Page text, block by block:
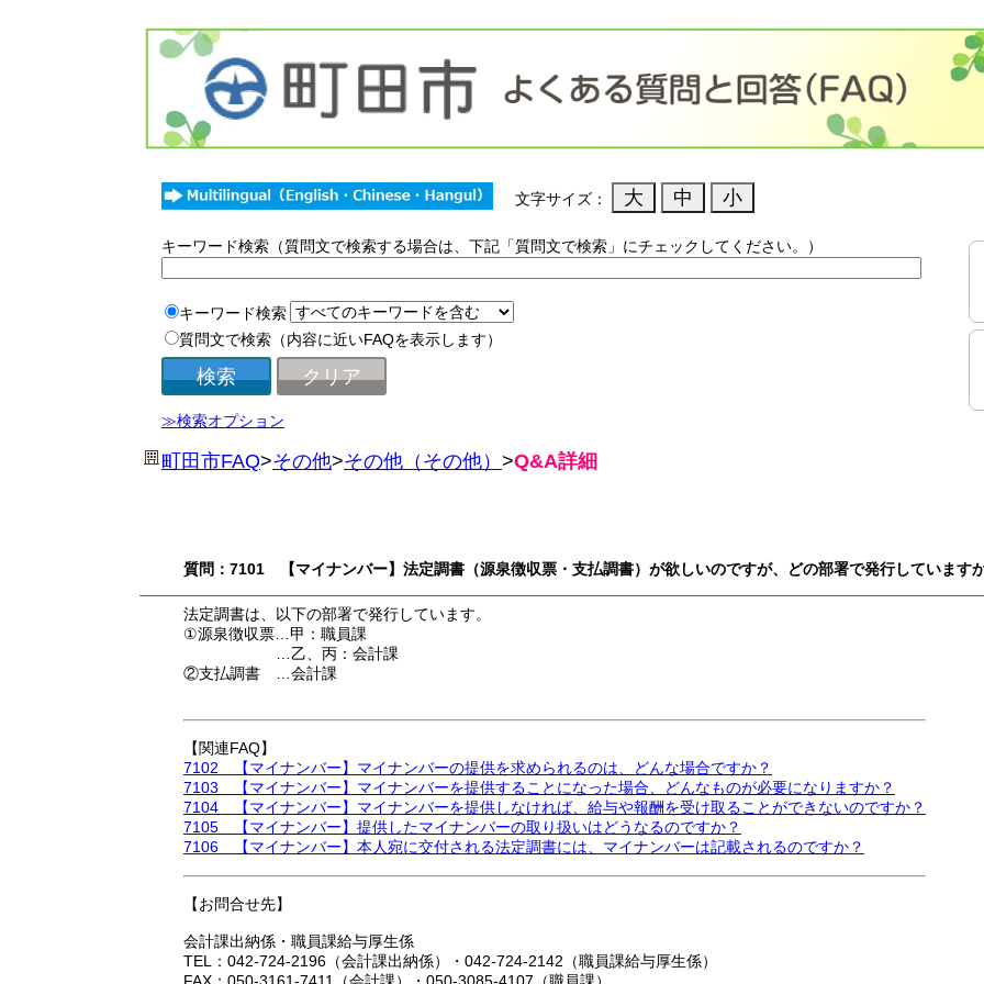
文字サイズ：
キーワード検索（質問文で検索する場合は、下記「質問文で検索」にチェックしてください。）
キーワード検索
質問文で検索（内容に近いFAQを表示します）
≫検索オプション
町田市FAQ>その他>その他（その他） >Q&A詳細
質問：7101 【マイナンバー】法定調書（源泉徴収票・支払調書）が欲しいのですが、どの部署で発行しています
法定調書は、以下の部署で発行しています。
①源泉徴収票…甲：職員課
…乙、丙：会計課
②支払調書 …会計課
【関連FAQ】
7102 【マイナンバー】マイナンバーの提供を求められるのは、どんな場合ですか？
7103 【マイナンバー】マイナンバーを提供することになった場合、どんなものが必要になりますか？
7104 【マイナンバー】マイナンバーを提供しなければ、給与や報酬を受け取ることができないのですか？
7105 【マイナンバー】提供したマイナンバーの取り扱いはどうなるのですか？
7106 【マイナンバー】本人宛に交付される法定調書には、マイナンバーは記載されるのですか？
【お問合せ先】
会計課出納係・職員課給与厚生係
TEL：042-724-2196（会計課出納係）・042-724-2142（職員課給与厚生係）